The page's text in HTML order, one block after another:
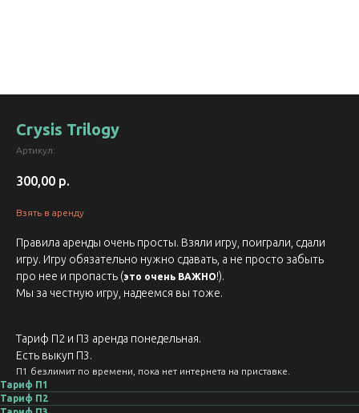
Crysis Trilogy
Артикул:
300,00 р.
Взять в аренду
Правила аренды очень просты. Взяли игру, поиграли, сдали
игру. Игру обязательно нужно сдавать, а не просто забыть
про нее и пропасть (это очень ВАЖНО!).
Мы за честную игру, надеемся вы тоже.
Тариф П2 и П3 аренда понедельная.
Есть выкуп П3.
П1 безлимит по времени, пока нет интернета на приставке.
Тариф П1
Тариф П2